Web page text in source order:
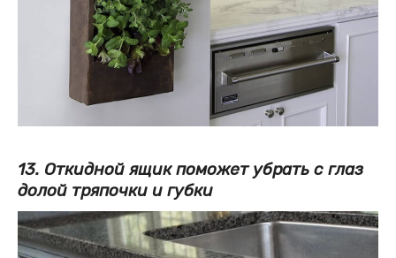
13. Откидной ящик поможет убрать с глаз
долой тряпочки и губки